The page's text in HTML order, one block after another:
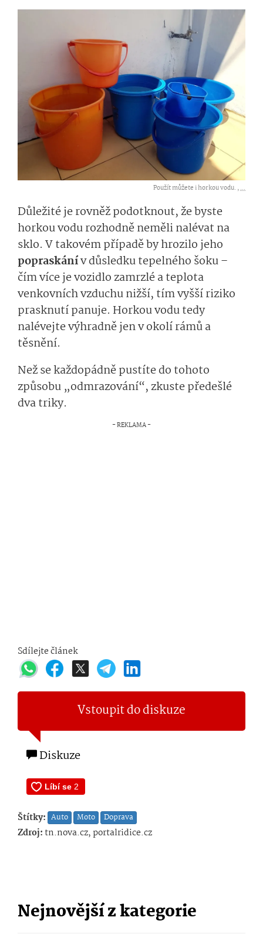
Použít můžete i horkou vodu. ,...
Důležité je rovněž podotknout, že byste
horkou vodu rozhodně neměli nalévat na
sklo. V takovém případě by hrozilo jeho
popraskánív důs­ledku tepelného šoku –
čím více je vozidlo zamrzlé a teplota
venkovních vzduchu nižší, tím vyšší riziko
prasknutí panuje. Horkou vodu tedy
nalévejte výhradně jen v okolí rámů a
těsnění.
Než se každopádně pustíte do tohoto
způsobu „odmrazování“, zkuste předešlé
dva triky.
Sdílejte článek
Vstoupit do diskuze
Diskuze
Štítky: Auto Moto Doprava
Zdroj:tn.nova.cz, portalridice.cz
Nejnovější z kategorie